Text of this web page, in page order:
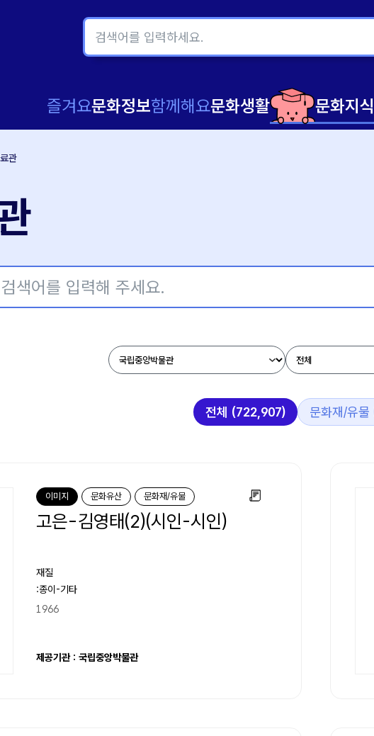
즐겨요문화정보함께해요문화생활 문화지식
관
전체 (722,907) 문화재/유
이미지 문화유산 문화재/유물
고은-김영태(2)(시인-시인)
재질
:종이-기타
1966
제공기관 : 국립중앙박물관